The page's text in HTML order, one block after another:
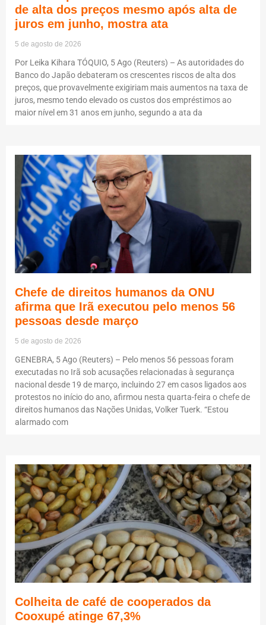
de alta dos preços mesmo após alta de
juros em junho, mostra ata
5 de agosto de 2026
Por Leika Kihara TÓQUIO, 5 Ago (Reuters) – As autoridades do
Banco do Japão debateram os crescentes riscos de alta dos
preços, que provavelmente exigiriam mais aumentos na taxa de
juros, mesmo tendo elevado os custos dos empréstimos ao
maior nível em 31 anos em junho, segundo a ata da
Chefe de direitos humanos da ONU
afirma que Irã executou pelo menos 56
pessoas desde março
5 de agosto de 2026
GENEBRA, 5 Ago (Reuters) – Pelo menos 56 pessoas foram
executadas no Irã sob acusações relacionadas à segurança
nacional desde 19 de março, incluindo 27 em casos ligados aos
protestos no início do ano, afirmou nesta quarta-feira o chefe de
direitos humanos das Nações Unidas, Volker Tuerk. “Estou
alarmado com
Colheita de café de cooperados da
Cooxupé atinge 67,3%